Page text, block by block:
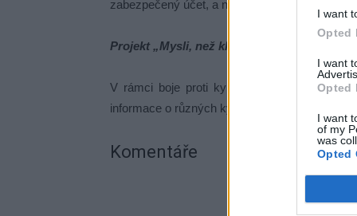
I want
Opted
I want
Opted
I want
of my
was
Opted
zabezpečený účet, a nikdy nesdělovat
Projekt „Mysli, než klikneš“ pomáhá v boji
V rámci boje proti kyberkriminalitě je k
informace o různých kyberpodvodech. Více se
Komentáře